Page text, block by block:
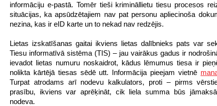
informāciju e-pastā. Tomēr tieši krimināllietu tiesu procesos
situācijas, ka apsūdzētajiem nav pat personu apliecinoša
nezina, kas ir eID karte un to nekad nav redzējis.
Lietas izskatīšanas gaitai ikviens lietas dalībnieks pats var
Tiesu informatīvā sistēma (TIS) – jau vairākus gadus ir
ievadot lietas numuru noskaidrot, kādus lēmumus tiesa ir
nolikta kārtējā tiesas sēdē utt. Informācija pieejam vietnē
Turpat atrodams arī nodevu kalkulators, proti – pirms
prasību, ikviens var aprēķināt, cik liela summa būs
nodeva.